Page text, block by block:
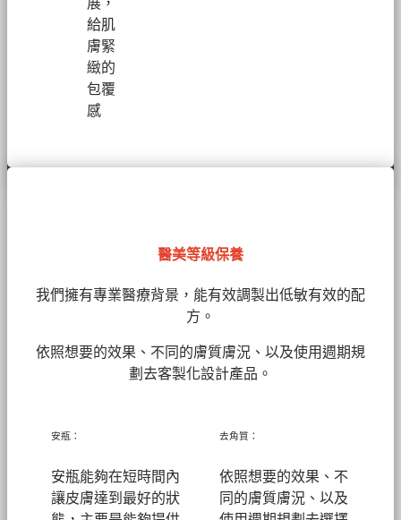
展，
給肌
膚緊
緻的
包覆
感
醫美等級保養
我們擁有專業醫療背景，能有效調製出低敏有效的配
方。
依照想要的效果、不同的膚質膚況、以及使用週期規
劃去客製化設計產品。
安瓶：
安瓶能夠在短時間內
讓皮膚達到最好的狀
去角質：
依照想要的效果、不
同的膚質膚況、以及